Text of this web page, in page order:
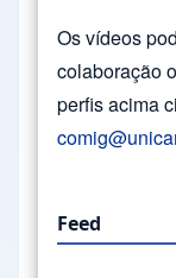
Os vídeos
colaboração
perfis acima
Feed